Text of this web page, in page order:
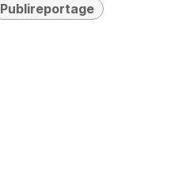
Publireportage